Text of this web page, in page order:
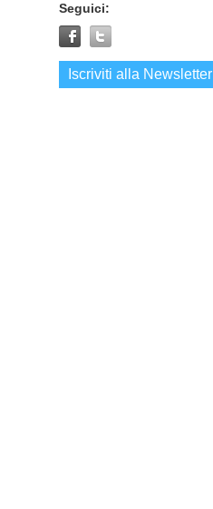
Seguici:
Iscriviti alla Newsletter